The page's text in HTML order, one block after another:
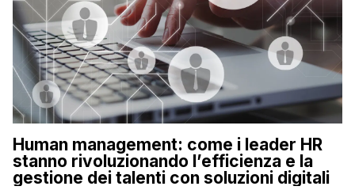
Human management: come i leader HR
stanno rivoluzionando l’efficienza e la
gestione dei talenti con soluzioni digitali